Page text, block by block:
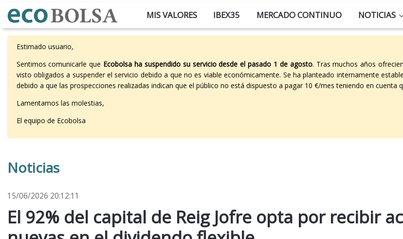
MIS VALORES IBEX35 MERCADO CONTINUO NOTICIAS
Estimado usuario,
Sentimos comunicarle que Ecobolsa ha suspendido su servicio desde el pasado 1 de agosto. Tras muchos años
visto obligados a suspender el servicio debido a que no es viable económicamente. Se ha planteado internamente
debido a que las prospecciones realizadas indican que el público no está dispuesto a pagar 10 €/mes teniendo en
Lamentamos las molestias,
El equipo de Ecobolsa
Noticias
15/06/2026 20:12:11
El 92% del capital de Reig Jofre opta por recibir